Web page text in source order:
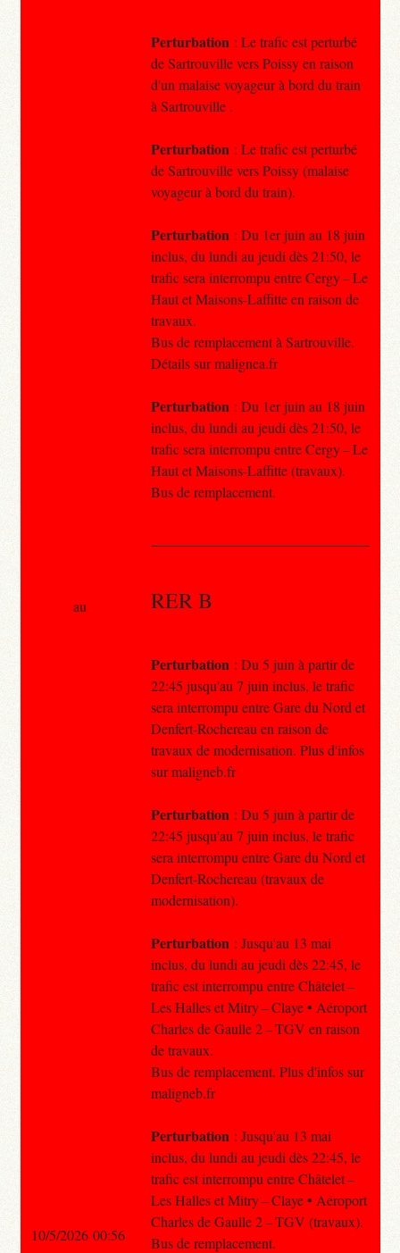
Perturbation : Le trafic est perturbé
de Sartrouville vers Poissy en raison
d'un malaise voyageur à bord du train
à Sartrouville .
Perturbation : Le trafic est perturbé
de Sartrouville vers Poissy (malaise
voyageur à bord du train).
Perturbation : Du 1er juin au 18 juin
inclus, du lundi au jeudi dès 21:50, le
trafic sera interrompu entre Cergy – Le
Haut et Maisons-Laffitte en raison de
travaux.
Bus de remplacement à Sartrouville.
Détails sur malignea.fr
Perturbation : Du 1er juin au 18 juin
inclus, du lundi au jeudi dès 21:50, le
trafic sera interrompu entre Cergy – Le
Haut et Maisons-Laffitte (travaux).
Bus de remplacement.
RER B
Perturbation : Du 5 juin à partir de
22:45 jusqu'au 7 juin inclus, le trafic
sera interrompu entre Gare du Nord et
Denfert-Rochereau en raison de
travaux de modernisation. Plus d'infos
sur maligneb.fr
Perturbation : Du 5 juin à partir de
22:45 jusqu'au 7 juin inclus, le trafic
sera interrompu entre Gare du Nord et
Denfert-Rochereau (travaux de
modernisation).
Perturbation : Jusqu'au 13 mai
inclus, du lundi au jeudi dès 22:45, le
trafic est interrompu entre Châtelet –
Les Halles et Mitry – Claye • Aéroport
Charles de Gaulle 2 – TGV en raison
de travaux.
Bus de remplacement. Plus d'infos sur
maligneb.fr
Perturbation : Jusqu'au 13 mai
inclus, du lundi au jeudi dès 22:45, le
trafic est interrompu entre Châtelet –
Les Halles et Mitry – Claye • Aéroport
Charles de Gaulle 2 – TGV (travaux).
Bus de remplacement.
au
10/5/2026 00:56